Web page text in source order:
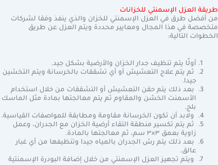
طريقة العزل الإسمنتي للخزانات
من أفضل طرق في العزل الإسمنتي للخزان والذي ينفذ وفقا لشركات
متخصصة في هذا المجال ومعايير محددة ويتم العزل عن طريق
الخطوات التالية:
أولًا يتم تنظيف جدار الخزان والأرضية بشكل جيد.
ثم يتم علاج التعشيش أو أي تشققات بالخرسانة ويتم التخشين
جيدا.
بعد ذلك يتم حقن التعشيش أو التشققات من خلال استخدام
الأسمنت الخشن والمقاوم ثم يتم معالجتها بمادة مثل الماسك
بلج.
ولابد أن تكون الخرسانة مقاومة ومطابقة للمواصفات القياسية.
ثم يتم تكسير منطقة التقاء أرضية الخزان مع الجدران، وعمل
زاوية بعمق ٣×٣ سم، ثم معالجتها بالمادة.
بعد ذلك يتم رش الجدران بالمياه جيدا وتنظيفها من أي غبار
عالق.
ويتم تجهيز العزل الإسمنتي من خلال إضافة البودرة الإسمنتية